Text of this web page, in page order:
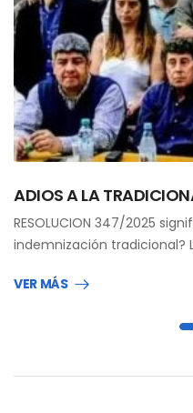
ADIOS A LA
RESOLUCION 347/2025
indemnización tradicional?
VER MÁS